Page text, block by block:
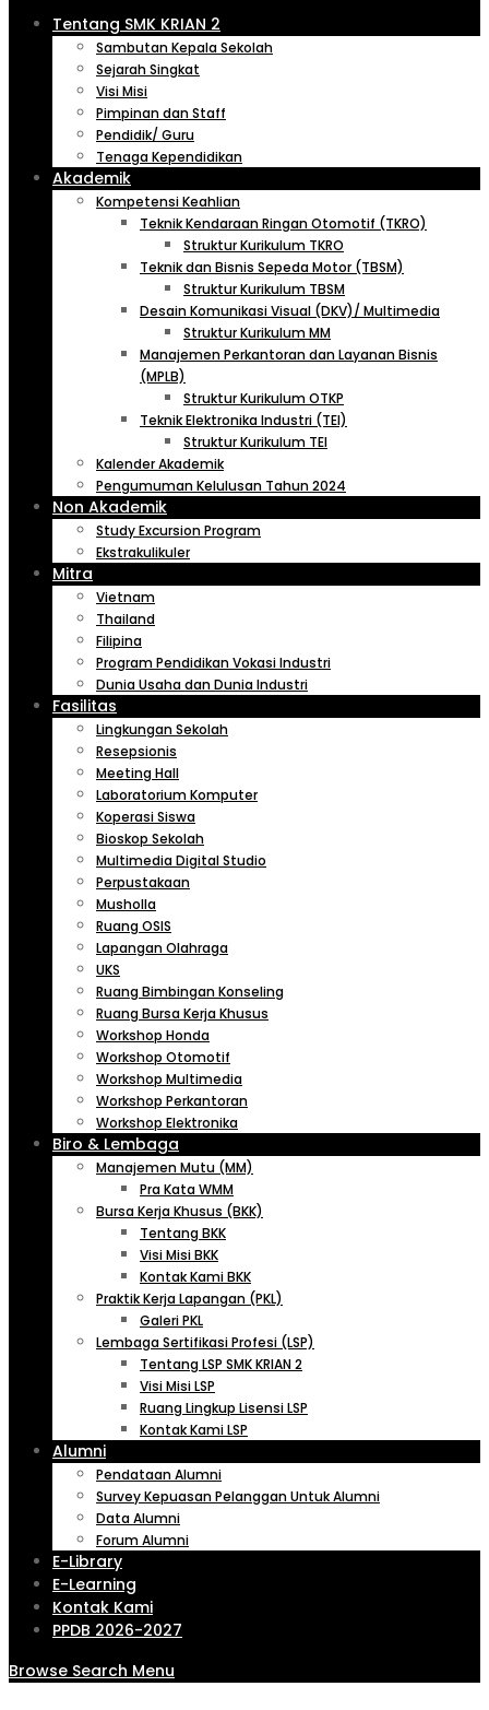
Tentang SMK KRIAN 2
Sambutan Kepala Sekolah
Sejarah Singkat
Visi Misi
Pimpinan dan Staff
Pendidik/ Guru
Tenaga Kependidikan
Akademik
Kompetensi Keahlian
Teknik Kendaraan Ringan Otomotif (TKRO)
Struktur Kurikulum TKRO
Teknik dan Bisnis Sepeda Motor (TBSM)
Struktur Kurikulum TBSM
Desain Komunikasi Visual (DKV)/ Multimedia
Struktur Kurikulum MM
Manajemen Perkantoran dan Layanan Bisnis
(MPLB)
Struktur Kurikulum OTKP
Teknik Elektronika Industri (TEI)
Struktur Kurikulum TEI
Kalender Akademik
Pengumuman Kelulusan Tahun 2024
Non Akademik
Study Excursion Program
Ekstrakulikuler
Mitra
Vietnam
Thailand
Filipina
Program Pendidikan Vokasi Industri
Dunia Usaha dan Dunia Industri
Fasilitas
Lingkungan Sekolah
Resepsionis
Meeting Hall
Laboratorium Komputer
Koperasi Siswa
Bioskop Sekolah
Multimedia Digital Studio
Perpustakaan
Musholla
Ruang OSIS
Lapangan Olahraga
UKS
Ruang Bimbingan Konseling
Ruang Bursa Kerja Khusus
Workshop Honda
Workshop Otomotif
Workshop Multimedia
Workshop Perkantoran
Workshop Elektronika
Biro & Lembaga
Manajemen Mutu (MM)
Pra Kata WMM
Bursa Kerja Khusus (BKK)
Tentang BKK
Visi Misi BKK
Kontak Kami BKK
Praktik Kerja Lapangan (PKL)
Galeri PKL
Lembaga Sertifikasi Profesi (LSP)
Tentang LSP SMK KRIAN 2
Visi Misi LSP
Ruang Lingkup Lisensi LSP
Kontak Kami LSP
Alumni
Pendataan Alumni
Survey Kepuasan Pelanggan Untuk Alumni
Data Alumni
Forum Alumni
E-Library
E-Learning
Kontak Kami
PPDB 2026-2027
Browse Search Menu